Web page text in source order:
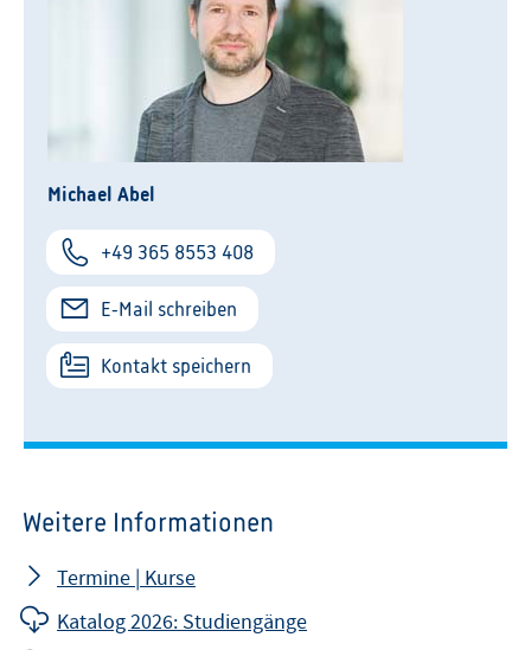
Michael Abel
+49 365 8553 408
E-Mail schreiben
Kontakt speichern
Weitere Informationen
Termine | Kurse
Katalog 2026: Studiengänge